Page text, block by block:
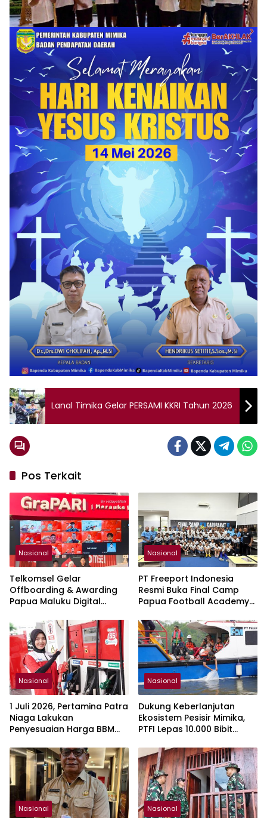
Lanal Timika Gelar PERSAMI KKRI Tahun 2026
Pos Terkait
Nasional
Telkomsel Gelar
Offboarding & Awarding
Papua Maluku Digital
Mahasiswa Karya Terbaik
Terima Penghargaan
Nasional
PT Freeport Indonesia
Resmi Buka Final Camp
Papua Football Academy
Nasional
1 Juli 2026, Pertamina Patra
Niaga Lakukan
Penyesuaian Harga BBM
Nasional
Dukung Keberlanjutan
Ekosistem Pesisir Mimika,
PTFI Lepas 10.000 Bibit
Kepiting Bakau
Nasional Nasional